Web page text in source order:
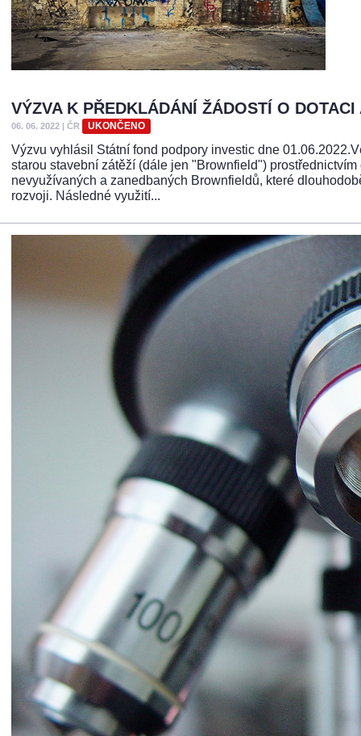
VÝZVA K PŘEDKLÁDÁNÍ ŽÁDOSTÍ O
06. 06. 2022 | ČR UKONČENO
Výzvu vyhlásil Státní fond podpory investic dne
starou stavební zátěží (dále jen "Brownfield")
nevyužívaných a zanedbaných Brownfieldů, které
rozvoji. Následné využití...